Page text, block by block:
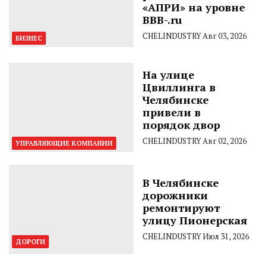
БИЗНЕС
«АПРИ» на уровне
BBB-.ru
CHELINDUSTRYАвг 03, 2026
УПРАВЛЯЮЩИЕ КОМПАНИИ
На улице
Цвиллинга в
Челябинске
привели в
порядок двор
CHELINDUSTRYАвг 02, 2026
ДОРОГИ
В Челябинске
дорожники
ремонтируют
улицу Пионерская
CHELINDUSTRYИюл 31, 2026